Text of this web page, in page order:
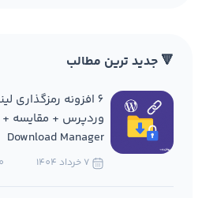
🔻 جدید ترین مطالب
6 افزونه‌ رمزگذاری
Download Manager
0